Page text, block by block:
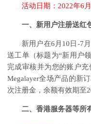
活动日期：2022年6
一、新用户注册送红
新用户在6月10日-7
送工单（标题为“新用户
完成审核并为您的账户
Megalayer全场产品的新
次注册金，余额有效期至
二、香港服务器等所